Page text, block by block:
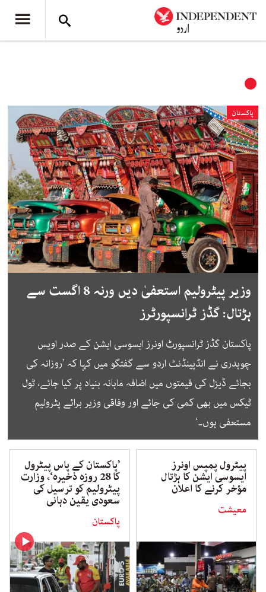
پاکستان
وزیر پیٹرولیم استعفیٰ دیں ورنہ 8 اگست سے
ہڑتال: گڈز ٹرانسپورٹرز
پاکستان گڈز ٹرانسپورٹ اونرز ایسوسی ایشن کے صدر اویس
چوہدری نے انڈپینڈنٹ اردو سے گفتگو میں کہا کہ ’روزانہ کی
بجائے ڈیزل کی قیمتوں میں اضافہ ماہانہ بنیاد پر کیا جائے، ٹول
ٹیکس میں بھی کمی کی جائے اور وفاقی وزیر برائے پٹرولیم
مستعفی ہوں۔‘
پیٹرول پمپس اونرز
ایسوسی ایشن کا ہڑتال
مؤخر کرنے کا اعلان
معیشت
’پاکستان کے پاس پیٹرول
کا 28 روزہ ذخیرہ‘، وزارت
پیٹرولیم کو ترسیل کی
سعودی یقین دہانی
پاکستان